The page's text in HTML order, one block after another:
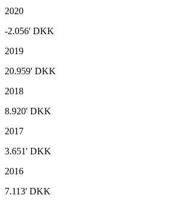
2020
-2.056' DKK
2019
20.959' DKK
2018
8.920' DKK
2017
3.651' DKK
2016
7.113' DKK